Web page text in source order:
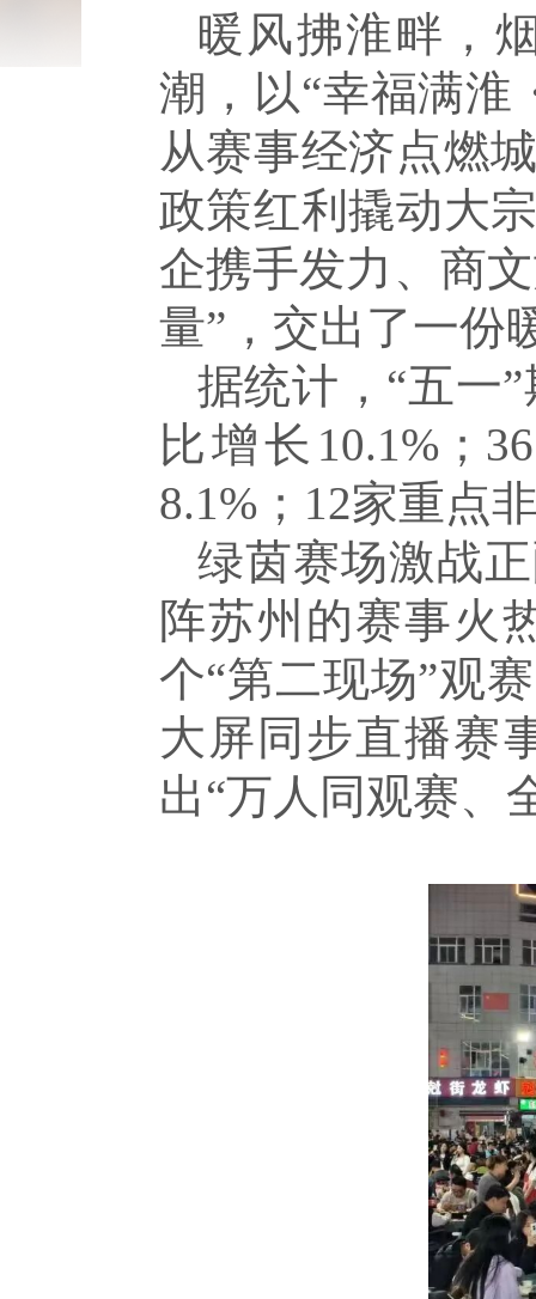
暖风拂淮畔，
潮，以“幸福满淮
从赛事经济点燃
政策红利撬动大
企携手发力、商
量”，交出了一份
据统计，“五一
比增长10.1%；
8.1%；12家重点
绿茵赛场激战
阵苏州的赛事火
个“第二现场”观
大屏同步直播赛
出“万人同观赛、